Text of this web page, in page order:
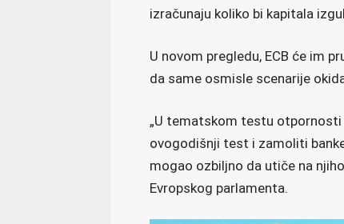
izračunaju koliko bi kapitala
U novom pregledu, ECB će im
da same osmisle scenarije
„U tematskom testu otpornosti
ovogodišnji test i zamoliti
mogao ozbiljno da utiče na
Evropskog parlamenta.